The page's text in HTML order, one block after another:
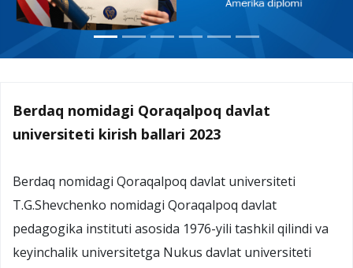
Berdaq nomidagi Qoraqalpoq davlat
universiteti kirish ballari 2023
Berdaq nomidagi Qoraqalpoq davlat universiteti
T.G.Shevchenko nomidagi Qoraqalpoq davlat
pedagogika instituti asosida 1976-yili tashkil qilindi va
keyinchalik universitetga Nukus davlat universiteti